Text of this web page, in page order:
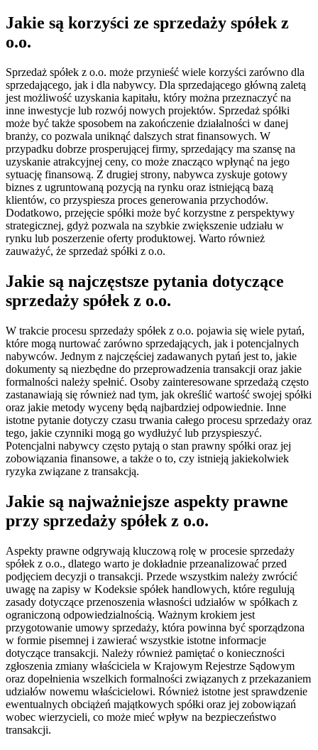
Jakie są korzyści ze sprzedaży spółek z
o.o.
Sprzedaż spółek z o.o. może przynieść wiele korzyści zarówno dla
sprzedającego, jak i dla nabywcy. Dla sprzedającego główną zaletą
jest możliwość uzyskania kapitału, który można przeznaczyć na
inne inwestycje lub rozwój nowych projektów. Sprzedaż spółki
może być także sposobem na zakończenie działalności w danej
branży, co pozwala uniknąć dalszych strat finansowych. W
przypadku dobrze prosperującej firmy, sprzedający ma szansę na
uzyskanie atrakcyjnej ceny, co może znacząco wpłynąć na jego
sytuację finansową. Z drugiej strony, nabywca zyskuje gotowy
biznes z ugruntowaną pozycją na rynku oraz istniejącą bazą
klientów, co przyspiesza proces generowania przychodów.
Dodatkowo, przejęcie spółki może być korzystne z perspektywy
strategicznej, gdyż pozwala na szybkie zwiększenie udziału w
rynku lub poszerzenie oferty produktowej. Warto również
zauważyć, że sprzedaż spółki z o.o.
Jakie są najczęstsze pytania dotyczące
sprzedaży spółek z o.o.
W trakcie procesu sprzedaży spółek z o.o. pojawia się wiele pytań,
które mogą nurtować zarówno sprzedających, jak i potencjalnych
nabywców. Jednym z najczęściej zadawanych pytań jest to, jakie
dokumenty są niezbędne do przeprowadzenia transakcji oraz jakie
formalności należy spełnić. Osoby zainteresowane sprzedażą często
zastanawiają się również nad tym, jak określić wartość swojej spółki
oraz jakie metody wyceny będą najbardziej odpowiednie. Inne
istotne pytanie dotyczy czasu trwania całego procesu sprzedaży oraz
tego, jakie czynniki mogą go wydłużyć lub przyspieszyć.
Potencjalni nabywcy często pytają o stan prawny spółki oraz jej
zobowiązania finansowe, a także o to, czy istnieją jakiekolwiek
ryzyka związane z transakcją.
Jakie są najważniejsze aspekty prawne
przy sprzedaży spółek z o.o.
Aspekty prawne odgrywają kluczową rolę w procesie sprzedaży
spółek z o.o., dlatego warto je dokładnie przeanalizować przed
podjęciem decyzji o transakcji. Przede wszystkim należy zwrócić
uwagę na zapisy w Kodeksie spółek handlowych, które regulują
zasady dotyczące przenoszenia własności udziałów w spółkach z
ograniczoną odpowiedzialnością. Ważnym krokiem jest
przygotowanie umowy sprzedaży, która powinna być sporządzona
w formie pisemnej i zawierać wszystkie istotne informacje
dotyczące transakcji. Należy również pamiętać o konieczności
zgłoszenia zmiany właściciela w Krajowym Rejestrze Sądowym
oraz dopełnienia wszelkich formalności związanych z przekazaniem
udziałów nowemu właścicielowi. Również istotne jest sprawdzenie
ewentualnych obciążeń majątkowych spółki oraz jej zobowiązań
wobec wierzycieli, co może mieć wpływ na bezpieczeństwo
transakcji.